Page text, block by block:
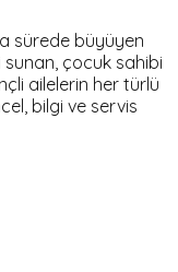
sürede büyüyen
çocuk sahibi
ailelerin her türlü
bilgi ve servis